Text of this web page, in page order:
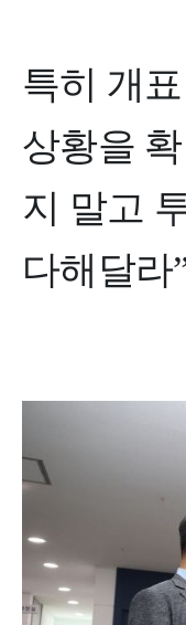
특히 개
상황을
지 말고
다해달라